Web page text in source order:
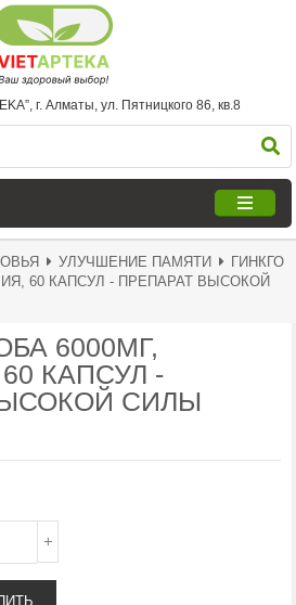
г. Алматы, ул. Пятницкого 86, кв.8
УЛУЧШЕНИЕ ПАМЯТИ
ГИНКГО
60 КАПСУЛ - ПРЕПАРАТ ВЫСОКОЙ
6000МГ,
КАПСУЛ -
СИЛЫ
+